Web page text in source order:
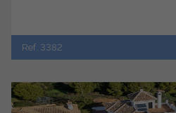
Ref. 3382